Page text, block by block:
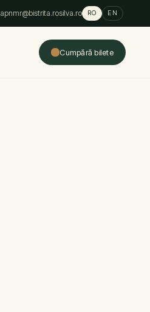
apnmr@bistrita.rosilva.ro RO EN
Cumpără bilete